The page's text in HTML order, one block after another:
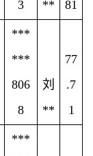
3
**
81
***
***
806
8
刘
**
77
.7
1
***